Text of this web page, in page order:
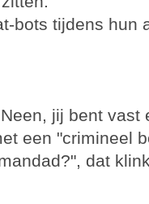
bots tijdens hun
jij bent vast
een "crimineel
dat